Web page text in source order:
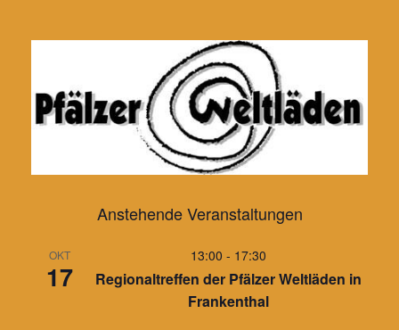
springen
Anstehende Veranstaltungen
OKT
17
13:00 - 17:30
Regionaltreffen der Pfälzer Weltläden in
Frankenthal